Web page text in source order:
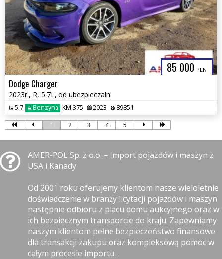
85 000 PLN
Dodge Charger
2023r., R, 5.7L, od ubezpieczalni
5.7 Benzyna KM 375 2023 89851
1 2 3 4 5
AMER-POL Sp. z o.o. – Import pojazdów i maszyn z
USA i Kanady
Od 2001 roku oferujemy klientom nasze wieloletnie
doświadczenie w branży licytacji pojazdów i maszyn
następnie odbioru z placu domu aukcyjnego oraz w
ich bezpiecznym transporcie do kraju. Zapewniamy
naszym klientom pełne bezpieczeństwo finansowe
dla transakcji zakupu oraz kompleksową pomoc w
całym procesie importu.